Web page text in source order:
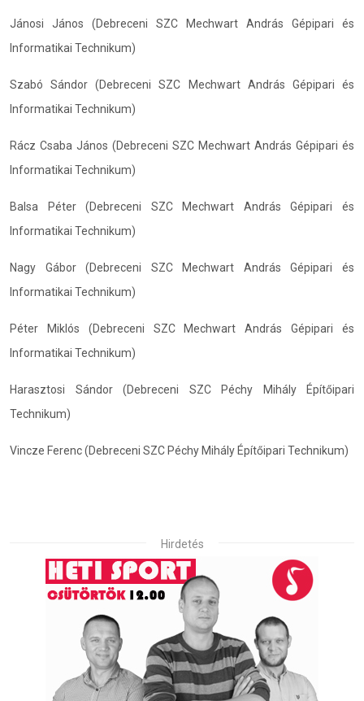
Jánosi János (Debreceni SZC Mechwart András Gépipari és
Informatikai Technikum)
Szabó Sándor (Debreceni SZC Mechwart András Gépipari és
Informatikai Technikum)
Rácz Csaba János (Debreceni SZC Mechwart András Gépipari és
Informatikai Technikum)
Balsa Péter (Debreceni SZC Mechwart András Gépipari és
Informatikai Technikum)
Nagy Gábor (Debreceni SZC Mechwart András Gépipari és
Informatikai Technikum)
Péter Miklós (Debreceni SZC Mechwart András Gépipari és
Informatikai Technikum)
Harasztosi Sándor (Debreceni SZC Péchy Mihály Építőipari
Technikum)
Vincze Ferenc (Debreceni SZC Péchy Mihály Építőipari Technikum)
Hirdetés